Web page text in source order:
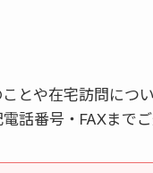
ことや在宅訪問につ
話番号・FAXまでご